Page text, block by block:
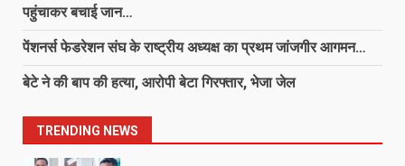
पहुंचाकर बचाई जान…
पेंशनर्स फेडरेशन संघ के राष्ट्रीय अध्यक्ष का प्रथम जांजगीर आगमन…
बेटे ने की बाप की हत्या, आरोपी बेटा गिरफ्तार, भेजा जेल
TRENDING NEWS
1
2
छाल पुलिस की बड़ी सफलता : SECL
धरमखदान में ट्रांसफार्मर पार्ट्स व केबल
चोरी का 24 घंटे में खुलासा, 6 आरोपी